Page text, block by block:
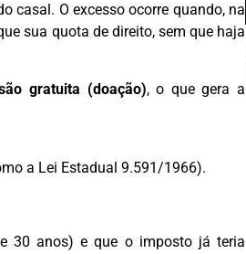
casal. O excesso ocorre quando, na
sua quota de direito, sem que haja
gratuita (doação), o que gera a
a Lei Estadual 9.591/1966).
30 anos) e que o imposto já teria